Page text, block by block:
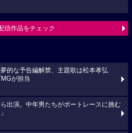
信作品をチェック
夢的な予告編解禁、主題歌は松本孝弘
が担当
出演。中年男たちがボートレースに挑む